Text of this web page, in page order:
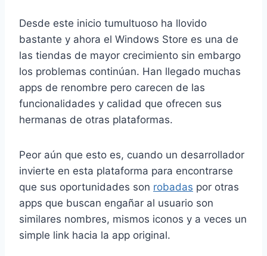
Desde este inicio tumultuoso ha llovido
bastante y ahora el Windows Store es una de
las tiendas de mayor crecimiento sin embargo
los problemas continúan. Han llegado muchas
apps de renombre pero carecen de las
funcionalidades y calidad que ofrecen sus
hermanas de otras plataformas.
Peor aún que esto es, cuando un desarrollador
invierte en esta plataforma para encontrarse
que sus oportunidades son robadas por otras
apps que buscan engañar al usuario son
similares nombres, mismos iconos y a veces un
simple link hacia la app original.